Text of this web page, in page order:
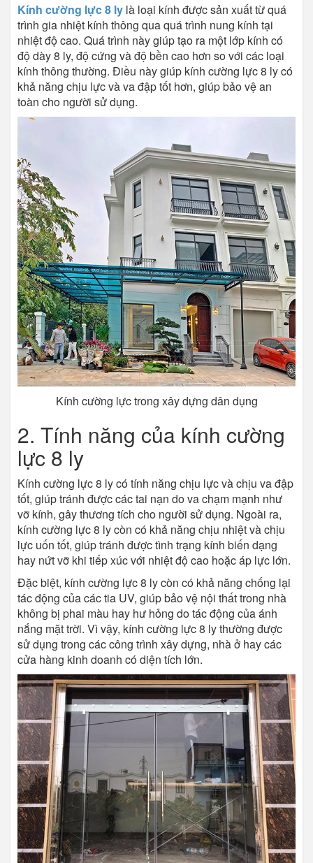
Kính cường lực 8 ly là loại kính được sản xuất từ quá
trình gia nhiệt kính thông qua quá trình nung kính tại
nhiệt độ cao. Quá trình này giúp tạo ra một lớp kính có
độ dày 8 ly, độ cứng và độ bền cao hơn so với các loại
kính thông thường. Điều này giúp kính cường lực 8 ly có
khả năng chịu lực và va đập tốt hơn, giúp bảo vệ an
toàn cho người sử dụng.
Kính cường lực trong xây dựng dân dụng
2. Tính năng của kính cường
lực 8 ly
Kính cường lực 8 ly có tính năng chịu lực và chịu va đập
tốt, giúp tránh được các tai nạn do va chạm mạnh như
vỡ kính, gây thương tích cho người sử dụng. Ngoài ra,
kính cường lực 8 ly còn có khả năng chịu nhiệt và chịu
lực uốn tốt, giúp tránh được tình trạng kính biến dạng
hay nứt vỡ khi tiếp xúc với nhiệt độ cao hoặc áp lực lớn.
Đặc biệt, kính cường lực 8 ly còn có khả năng chống lại
tác động của các tia UV, giúp bảo vệ nội thất trong nhà
không bị phai màu hay hư hỏng do tác động của ánh
nắng mặt trời. Vì vậy, kính cường lực 8 ly thường được
sử dụng trong các công trình xây dựng, nhà ở hay các
cửa hàng kinh doanh có diện tích lớn.